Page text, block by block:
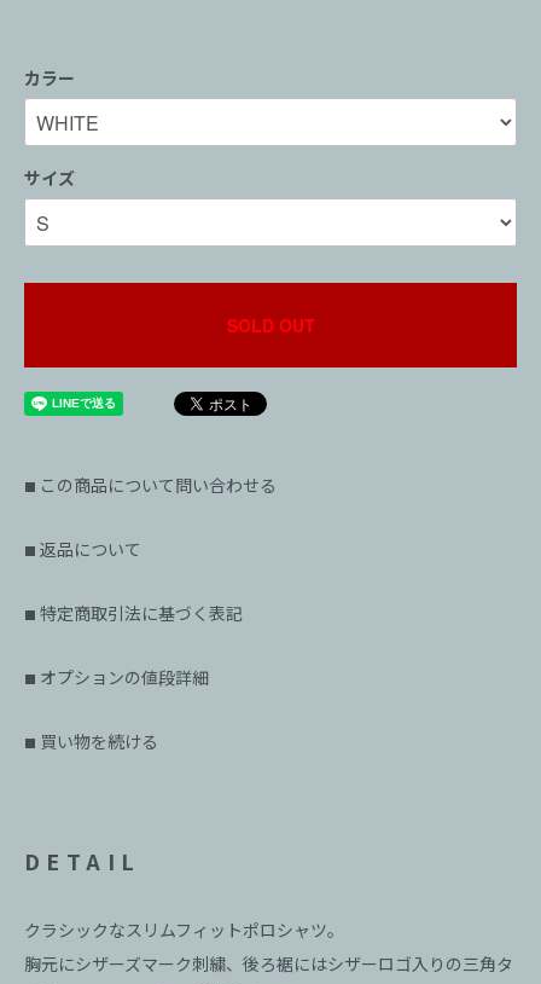
カラー
サイズ
SOLD OUT
■ この商品について問い合わせる
■ 返品について
■ 特定商取引法に基づく表記
■ オプションの値段詳細
■ 買い物を続ける
DETAIL
クラシックなスリムフィットポロシャツ。
胸元にシザーズマーク刺繍、後ろ裾にはシザーロゴ入りの三角タ